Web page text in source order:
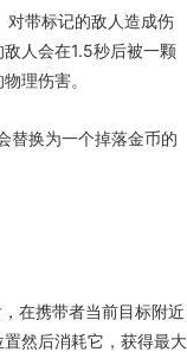
带标记的敌人造成伤
人会在1.5秒后被一颗
理伤害。
替换为一个掉落金币的
在携带者当前目标附近
然后消耗它，获得最大